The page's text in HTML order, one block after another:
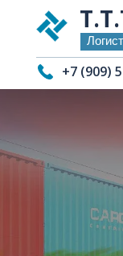
+7 (909)
О